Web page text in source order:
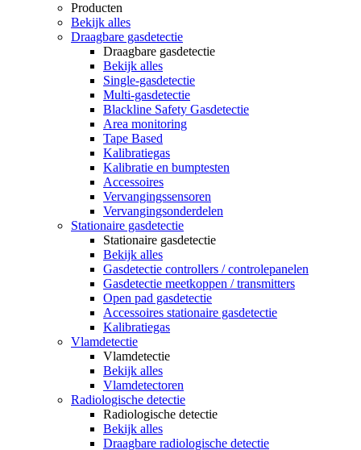
Producten
Bekijk alles
Draagbare gasdetectie
Draagbare gasdetectie
Bekijk alles
Single-gasdetectie
Multi-gasdetectie
Blackline Safety Gasdetectie
Area monitoring
Tape Based
Kalibratiegas
Kalibratie en bumptesten
Accessoires
Vervangingssensoren
Vervangingsonderdelen
Stationaire gasdetectie
Stationaire gasdetectie
Bekijk alles
Gasdetectie controllers / controlepanelen
Gasdetectie meetkoppen / transmitters
Open pad gasdetectie
Accessoires stationaire gasdetectie
Kalibratiegas
Vlamdetectie
Vlamdetectie
Bekijk alles
Vlamdetectoren
Radiologische detectie
Radiologische detectie
Bekijk alles
Draagbare radiologische detectie